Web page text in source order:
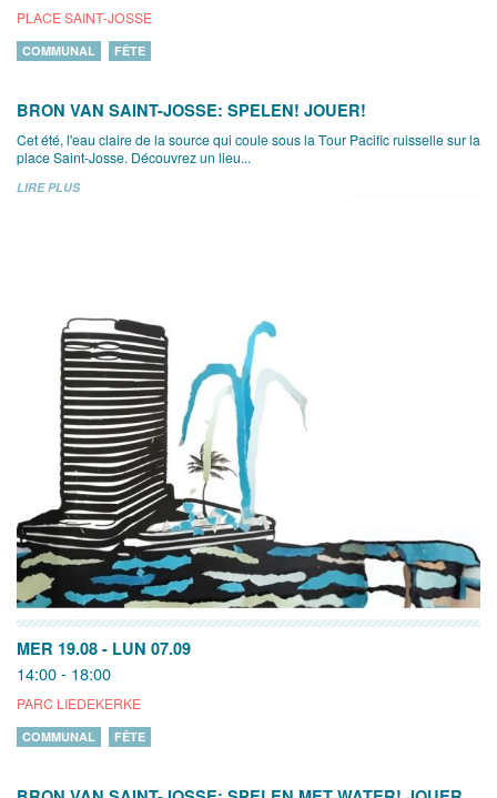
PLACE SAINT-JOSSE
COMMUNAL FÊTE
BRON VAN SAINT-JOSSE: SPELEN! JOUER!
Cet été, l'eau claire de la source qui coule sous la Tour Pacific ruisselle sur la
place Saint-Josse. Découvrez un lieu...
LIRE PLUS
MER 19.08 - LUN 07.09
14:00 - 18:00
PARC LIEDEKERKE
COMMUNAL FÊTE